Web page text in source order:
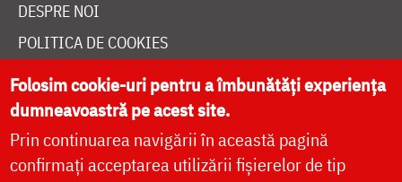
DESPRE NOI
POLITICA DE COOKIES
DONEAZĂ ONLINE PENTRU CATEDRALA NAȚIONALĂ
LIVE
Folosim cookie-uri pentru a îmbunătăți experiența
dumneavoastră pe acest site.
Prin continuarea navigării în această pagină
confirmați acceptarea utilizării fișierelor de tip